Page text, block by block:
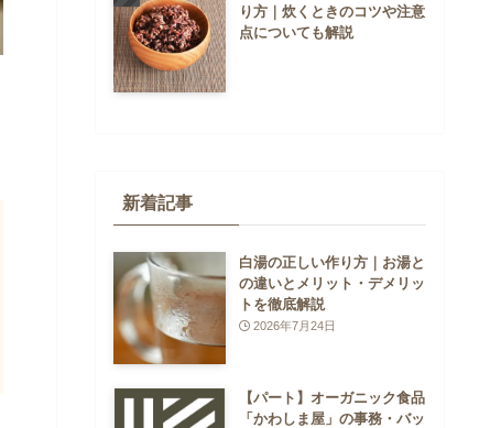
り方｜炊くときのコツや注意
点についても解説
新着記事
白湯の正しい作り方｜お湯と
の違いとメリット・デメリッ
トを徹底解説
2026年7月24日
【パート】オーガニック食品
「かわしま屋」の事務・バッ